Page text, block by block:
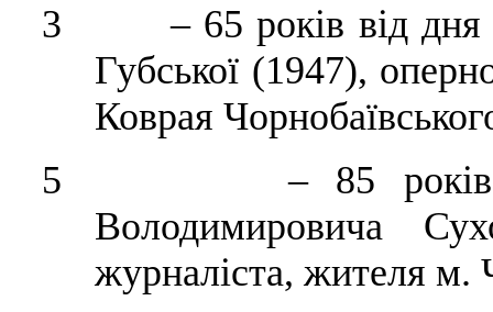
3 – 65 років від дня
Губської (1947),
Коврая
5 – 85 років від
Володимировича
журналіста, жителя м.